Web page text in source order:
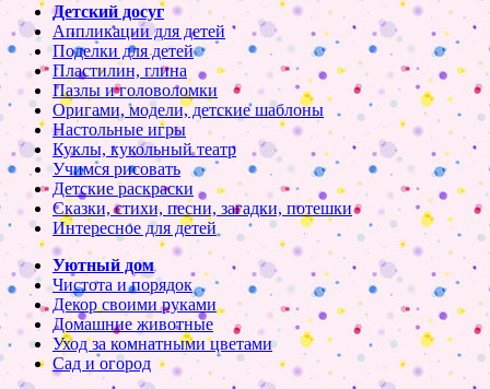
Детский досуг
Аппликации для детей
Поделки для детей
Пластилин, глина
Пазлы и головоломки
Оригами, модели, детские шаблоны
Настольные игры
Куклы, кукольный театр
Учимся рисовать
Детские раскраски
Сказки, стихи, песни, загадки, потешки
Интересное для детей
Уютный дом
Чистота и порядок
Декор своими руками
Домашние животные
Уход за комнатными цветами
Сад и огород